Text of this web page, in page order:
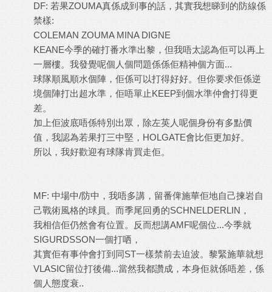
DF: 若果ZOUMA真係成到事的話，其實我想睇到的防線係
禁樣:
COLEMAN ZOUMA MINA DIGNE
KEANE今季的確打番水準出黎，但我唔太認為佢可以再上
一層樓。我發覺呢個人個問題係係佢精神個方面...
球隊順風順水個陣，佢係可以打得好好。但你要求佢係逆
境個陣打出超水準，佢唔單止KEEP到個水準仲會打得更
差。
加上佢波底唔係特別出眾，除左英人呢個身份有多點價
值，我認為若果打三中堅， HOLGATE會比佢更加好。
所以，我好歡迎有球隊肯買走佢。
MF: 中場中/防中，我唔多講，留番俾施華佢地自己揀岩自
己戰術風格的球員。而季尾回勇的SCHNELDERLIN ，
我相信佢仍然會有位置。反而想講AMF呢個位...今季就
SIGURDSSON一個打哂，
其實佢有事仲會打到同ST一樣禁前去迫波。黎緊施華就想
VLASIC留位打後備...當然我都讚成，本身佢就係唔差，係
個人態度衰..